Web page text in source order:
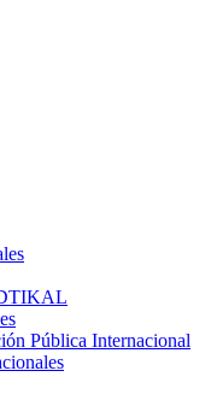
Pública Internacional